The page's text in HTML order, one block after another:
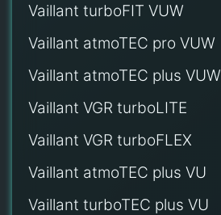
Vaillant turboFIT VUW
Vaillant atmoTEC pro VUW
Vaillant atmoTEC plus VUW
Vaillant VGR turboLITE
Vaillant VGR turboFLEX
Vaillant atmoTEC plus VU
Vaillant turboTEC plus VU